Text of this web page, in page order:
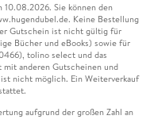
Sie können den
Keine Bestellung
Gutschein ist nicht gültig für
Bücher und eBooks) sowie für
tolino select und das
anderen Gutscheinen und
nicht möglich. Ein Weiterverkauf
aufgrund der großen Zahl an